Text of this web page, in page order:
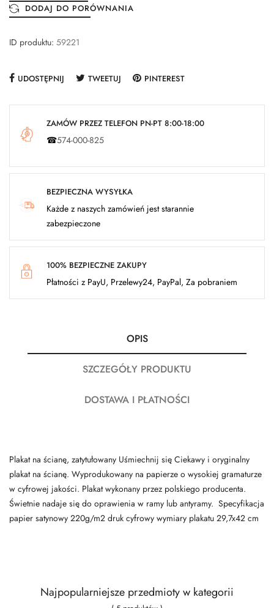
DODAJ DO PORÓWNANIA
ID produktu: 59221
UDOSTĘPNIJ TWEETUJ PINTEREST
ZAMÓW PRZEZ TELEFON PN-PT 8:00-18:00
☎574-000-825
BEZPIECZNA WYSYŁKA
Każde z naszych zamówień jest starannie
zabezpieczone
100% BEZPIECZNE ZAKUPY
Płatności z PayU, Przelewy24, PayPal, Za pobraniem
OPIS
SZCZEGÓŁY PRODUKTU
DOSTAWA I PŁATNOŚCI
Plakat na ścianę, zatytułowany Uśmiechnij się Ciekawy i oryginalny
plakat na ścianę. Wyprodukowany na papierze o wysokiej gramaturze
w cyfrowej jakości. Plakat wykonany przez polskiego producenta.
Świetnie nadaje się do oprawienia w ramy lub antyramy. Specyfikacja
papier satynowy 220g/m2 druk cyfrowy wymiary plakatu 29,7x42 cm
Najpopularniejsze przedmioty w kategorii